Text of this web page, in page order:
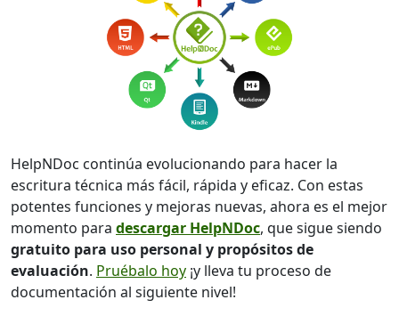
HelpNDoc continúa evolucionando para hacer la
escritura técnica más fácil, rápida y eficaz. Con estas
potentes funciones y mejoras nuevas, ahora es el mejor
momento para descargar HelpNDoc, que sigue siendo
gratuito para uso personal y propósitos de
evaluación. Pruébalo hoy ¡y lleva tu proceso de
documentación al siguiente nivel!